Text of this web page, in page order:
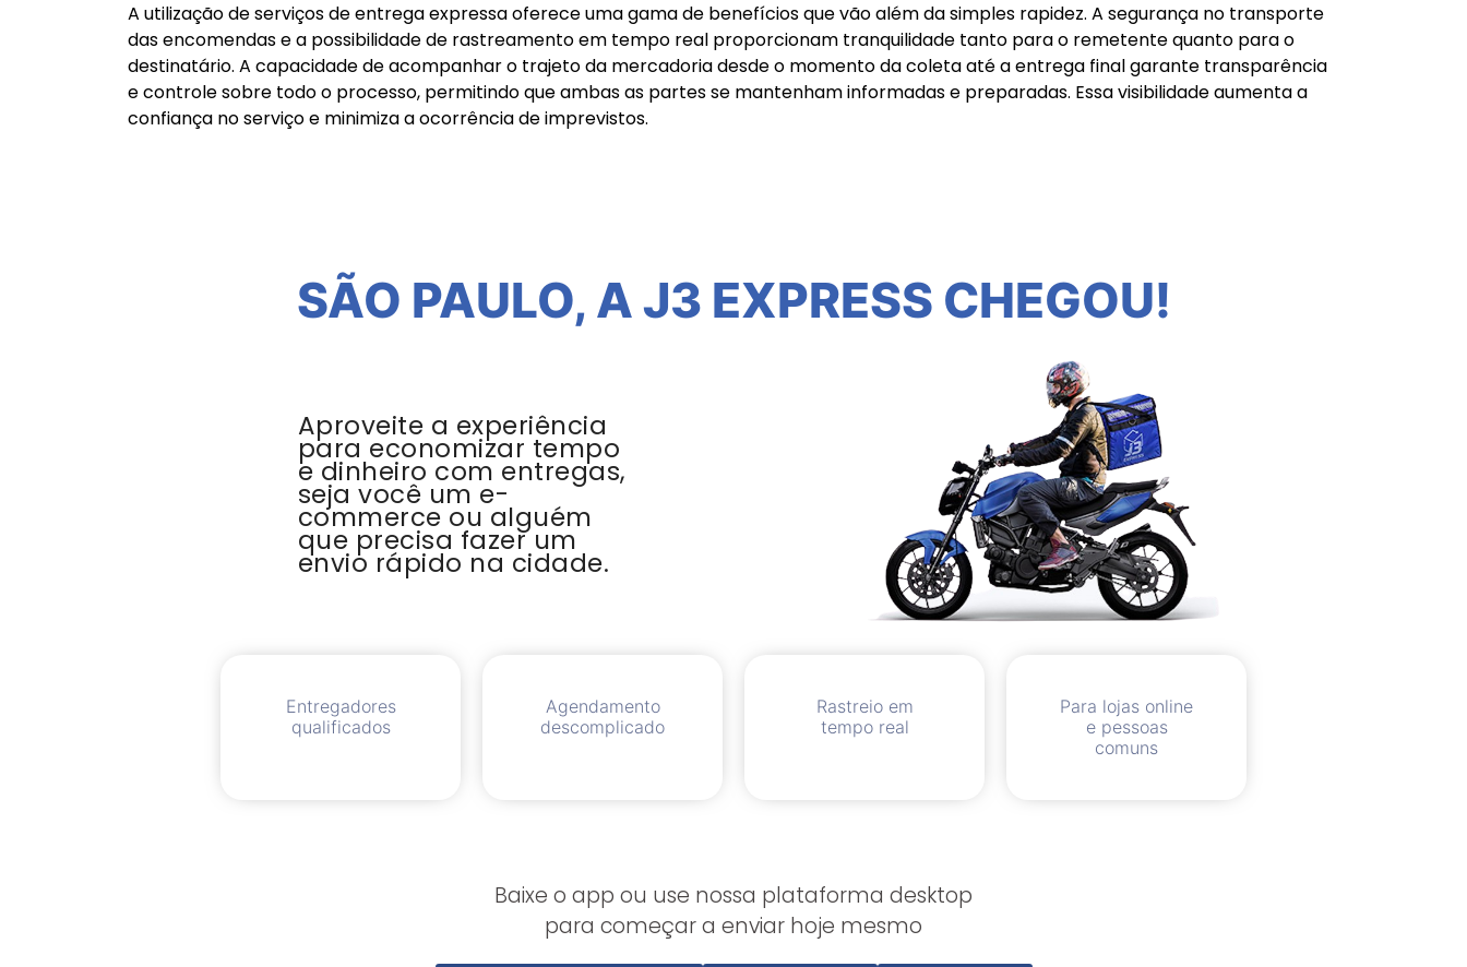
A utilização de serviços de entrega expressa oferece uma gama de benefícios que vão além da simples rapidez. A segurança no transporte
das encomendas e a possibilidade de rastreamento em tempo real proporcionam tranquilidade tanto para o remetente quanto para o
destinatário. A capacidade de acompanhar o trajeto da mercadoria desde o momento da coleta até a entrega final garante transparência
e controle sobre todo o processo, permitindo que ambas as partes se mantenham informadas e preparadas. Essa visibilidade aumenta a
confiança no serviço e minimiza a ocorrência de imprevistos.
SÃO PAULO, A J3 EXPRESS CHEGOU!
Aproveite a experiência
para economizar tempo
e dinheiro com entregas,
seja você um e-
commerce ou alguém
que precisa fazer um
envio rápido na cidade.
Entregadores
qualificados
Agendamento
descomplicado
Rastreio em
tempo real
Para lojas online
e pessoas
comuns
Baixe o app ou use nossa plataforma desktop
para começar a enviar hoje mesmo